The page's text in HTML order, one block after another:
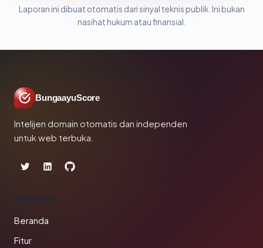
Laporan ini dibuat otomatis dari sinyal teknis publik. Ini bukan
nasihat hukum atau finansial.
BungaayuScore
Intelijen domain otomatis dan independen
untuk web terbuka.
PRODUK
Beranda
Fitur